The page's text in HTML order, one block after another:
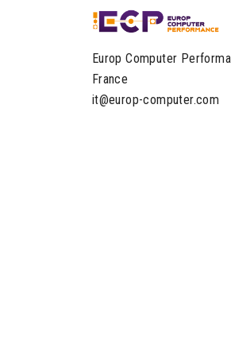
Europ Computer
France
it@europ-computer.com